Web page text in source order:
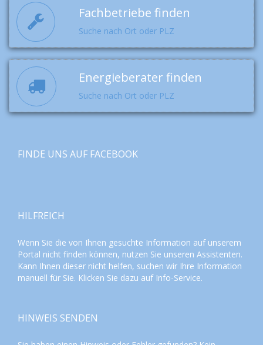
Fachbetriebe finden
Suche nach Ort oder PLZ
Energieberater finden
Suche nach Ort oder PLZ
FINDE UNS AUF FACEBOOK
HILFREICH
Wenn Sie die von Ihnen gesuchte Information auf unserem
Portal nicht finden können, nutzen Sie unseren Assistenten.
Kann Ihnen dieser nicht helfen, suchen wir Ihre Information
manuell für Sie. Klicken Sie dazu auf Info-Service.
HINWEIS SENDEN